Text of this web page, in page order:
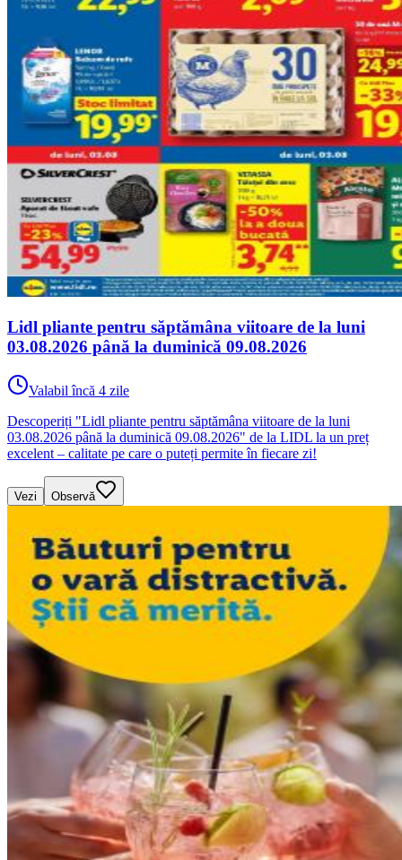
Lidl pliante pentru săptămâna viitoare de la luni
03.08.2026 până la duminică 09.08.2026
Valabil încă 4 zile
Descoperiți "Lidl pliante pentru săptămâna viitoare de la luni
03.08.2026 până la duminică 09.08.2026" de la LIDL la un preț
excelent – calitate pe care o puteți permite în fiecare zi!
Vezi Observă